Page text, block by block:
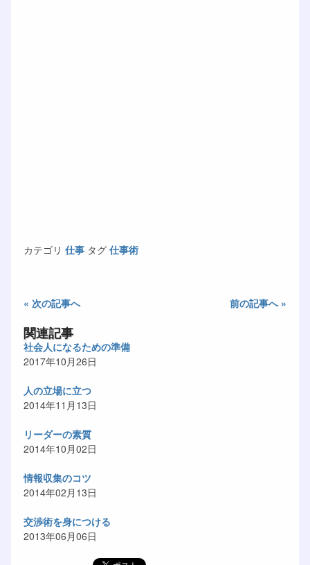
カテゴリ 仕事 タグ 仕事術
« 次の記事へ 前の記事へ »
関連記事
社会人になるための準備
2017年10月26日
人の立場に立つ
2014年11月13日
リーダーの素質
2014年10月02日
情報収集のコツ
2014年02月13日
交渉術を身につける
2013年06月06日